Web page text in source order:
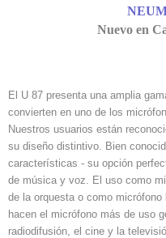
Nuevo en
El U 87 presenta una amplia
convierten en uno de los
Nuestros usuarios están
su diseño distintivo. Bien
características - su opción
de música y voz. El uso como
de la orquesta o como
hacen el micrófono más de uso
radiodifusión, el cine y la